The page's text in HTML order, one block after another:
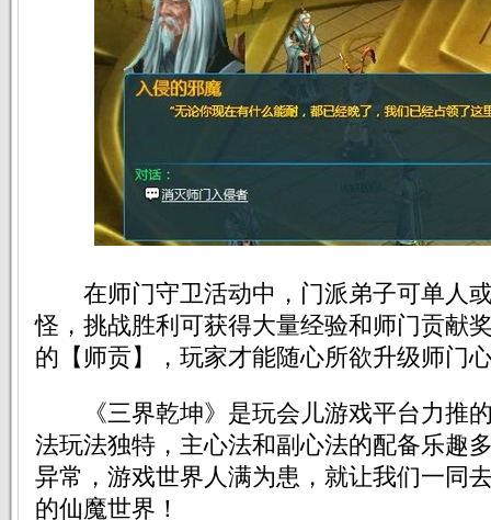
在师门守卫活动中，门派弟子可单人
怪，挑战胜利可获得大量经验和师门贡献
的【师贡】，玩家才能随心所欲升级师门
《三界乾坤》是玩会儿游戏平台力推
法玩法独特，主心法和副心法的配备乐趣
异常，游戏世界人满为患，就让我们一同
的仙魔世界！